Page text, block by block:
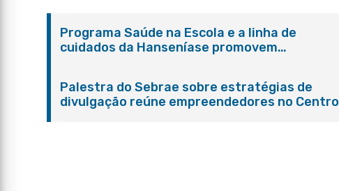
Programa Saúde na Escola e a linha de
cuidados da Hanseníase promovem
Palestra do Sebrae sobre estratégias de
divulgação reúne empreendedores no Centro